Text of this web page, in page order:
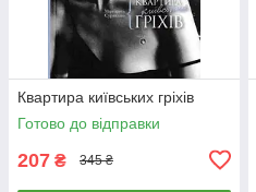
Квартира київських гріхів
Готово до відправки
207 ₴ 345 ₴